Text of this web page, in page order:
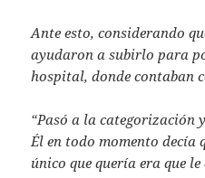
Ante esto, considerando
ayudaron a subirlo para
hospital, donde contaban
“Pasó a la categorización
Él en todo momento decía
único que quería era que